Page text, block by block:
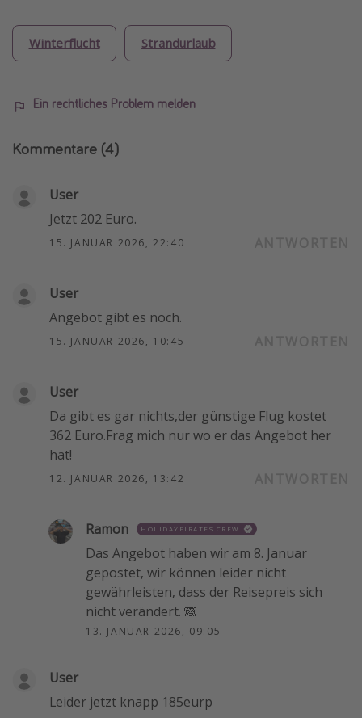
Winterflucht Strandurlaub
Ein rechtliches Problem melden
Kommentare (4)
User
Jetzt 202 Euro.
15. JANUAR 2026, 22:40
User
Angebot gibt es noch.
15. JANUAR 2026, 10:45
User
Da gibt es gar nichts,der günstige Flug kostet
362 Euro.Frag mich nur wo er das Angebot her
hat!
12. JANUAR 2026, 13:42
Ramon HOLIDAYPIRATES CREW
Das Angebot haben wir am 8. Januar
gepostet, wir können leider nicht
gewährleisten, dass der Reisepreis sich
nicht verändert. 🙈
13. JANUAR 2026, 09:05
User
Leider jetzt knapp 185eurp